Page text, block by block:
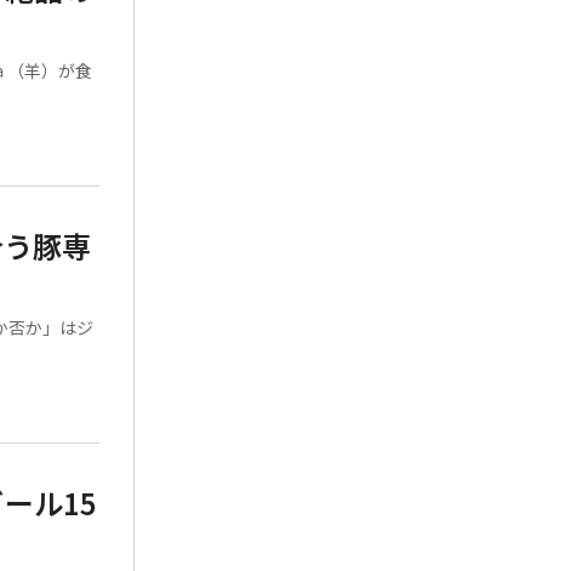
（羊）が食
豚専
否か」はジ
ル15